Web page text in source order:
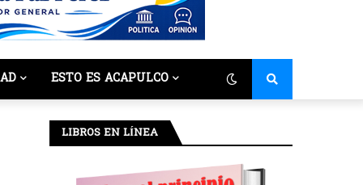
ESTO ES ACAPULCO
LIBROS EN LÍNEA